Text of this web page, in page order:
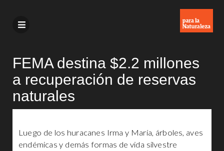
FEMA destina $2.2 millones
a recuperación de reservas
naturales
Luego de los huracanes Irma y María, árboles, aves
endémicas y demás formas de vida silvestre